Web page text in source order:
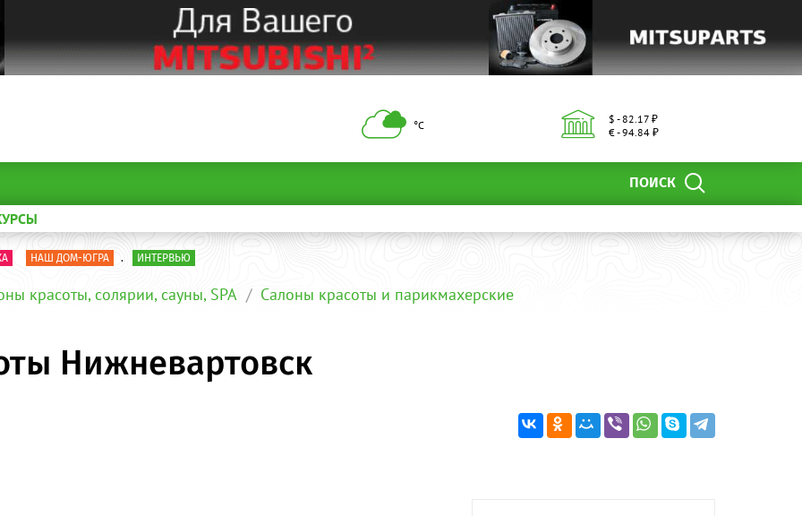
°С
$ - 82.17 ₽
€ - 94.84 ₽
ПОИСК
НАШ ДОМ-ЮГРА . ИНТЕРВЬЮ
красоты, солярии, сауны, SPA Салоны красоты и парикмахерские
Нижневартовск